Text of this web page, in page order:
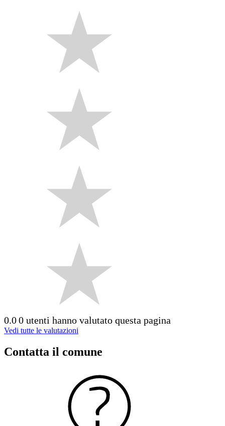
0.00 utenti hanno valutato questa pagina
Vedi tutte le valutazioni
Contatta il comune